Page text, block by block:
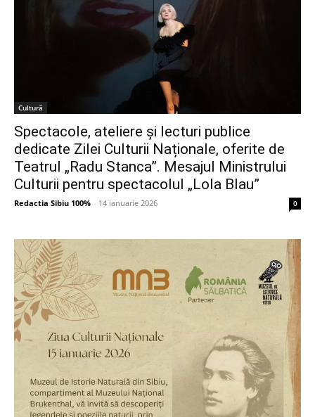
Cultură
Spectacole, ateliere și lecturi publice
dedicate Zilei Culturii Naționale, oferite de
Teatrul „Radu Stanca”. Mesajul Ministrului
Culturii pentru spectacolul „Lola Blau”
Redactia Sibiu 100% - 14 ianuarie 2026 0